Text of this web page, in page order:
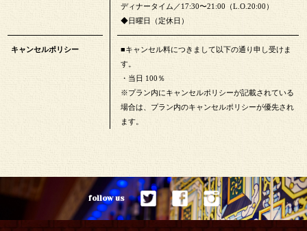
ディナータイム／17:30〜21:00（L.O.20:00）
◆日曜日（定休日）
キャンセルポリシー
■キャンセル料につきまして以下の通り申し受けま
す。
・当日 100％
※プラン内にキャンセルポリシーが記載されている
場合は、プラン内のキャンセルポリシーが優先され
ます。
follow us